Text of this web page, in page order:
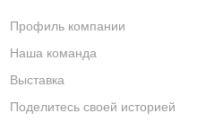
Профиль компании
Наша команда
Выставка
Поделитесь своей историей